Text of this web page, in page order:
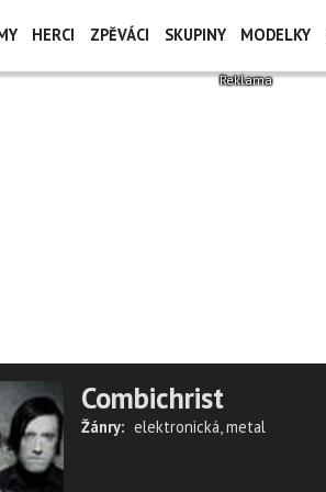
HERCI ZPĚVÁCI SKUPINY MODELKY
Combichrist
Žánry: elektronická,metal